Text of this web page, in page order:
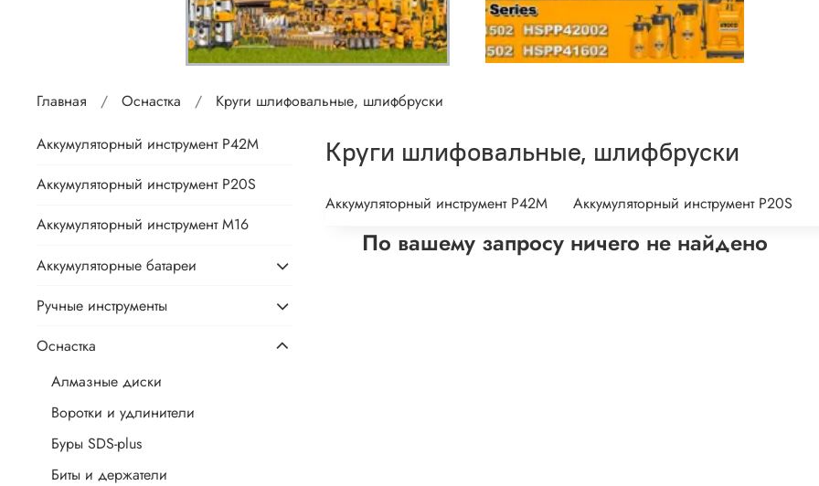
Главная Оснастка Круги шлифовальные, шлифбруски
Круги шлифовальные, шлифбруски
Аккумуляторный инструмент P42M Аккумуляторный инструмент P20S
По вашему запросу ничего не найдено
Аккумуляторный инструмент P42M
Аккумуляторный инструмент P20S
Аккумуляторный инструмент М16
Аккумуляторные батареи
Ручные инструменты
Оснастка
Алмазные диски
Воротки и удлинители
Буры SDS-plus
Биты и держатели